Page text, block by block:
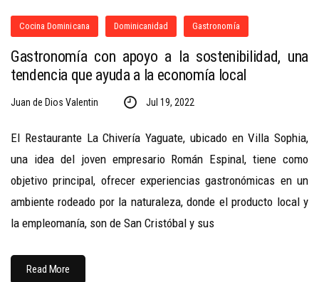
Cocina Dominicana Dominicanidad Gastronomía
Gastronomía con apoyo a la sostenibilidad, una
tendencia que ayuda a la economía local
Juan de Dios Valentin Jul 19, 2022
El Restaurante La Chivería Yaguate, ubicado en Villa Sophia,
una idea del joven empresario Román Espinal, tiene como
objetivo principal, ofrecer experiencias gastronómicas en un
ambiente rodeado por la naturaleza, donde el producto local y
la empleomanía, son de San Cristóbal y sus
Read More